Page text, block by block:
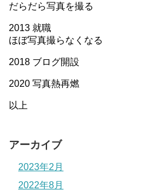
だらだら写真を撮る
2013 就職
ほぼ写真撮らなくなる
2018 ブログ開設
2020 写真熱再燃
以上
アーカイブ
2023年2月
2022年8月